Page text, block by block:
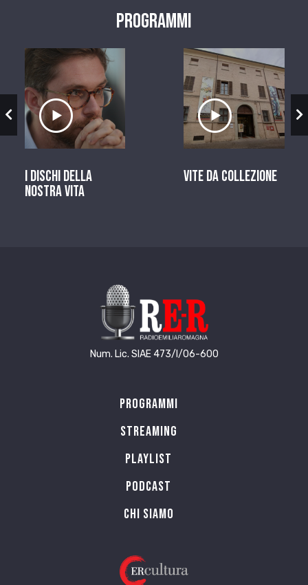
Programmi
Ascolta il servizio
I dischi della
nostra vita
Ascolta il
Vite da Collezione
Num. Lic. SIAE 473/I/06-600
Programmi
Streaming
Playlist
PODCAST
Chi siamo